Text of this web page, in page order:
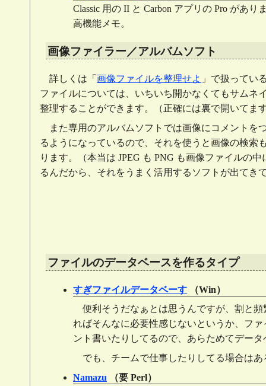
Classic 用の II と Carbon アプリの Pro があ
高機能メモ。
画像ファイラー／アルバムソフト
詳しくは「 画像ファイルを整理せよ 」で扱ってい
ファイルについては、いちいち開かなくてもサムネ
整理することができます。（正確には裏で開いてま
また専用のアルバムソフトでは画像にコメントを
るようになっているので、それを使うと画像の検索
ります。（本当は JPEG も PNG も画像ファイルの
るんだから、それをうまく活用するソフトが出てき
ファイルのデータベースを作るタイプ
すぎファイルデータベーす （Win）
便利そうだなぁとは思うんですが、割と
ればそんなに必要性感じないというか、フ
ント書いたりしてるので、あらためてデー
でも、チームで仕事したりしてる場合は
Namazu （要 Perl）